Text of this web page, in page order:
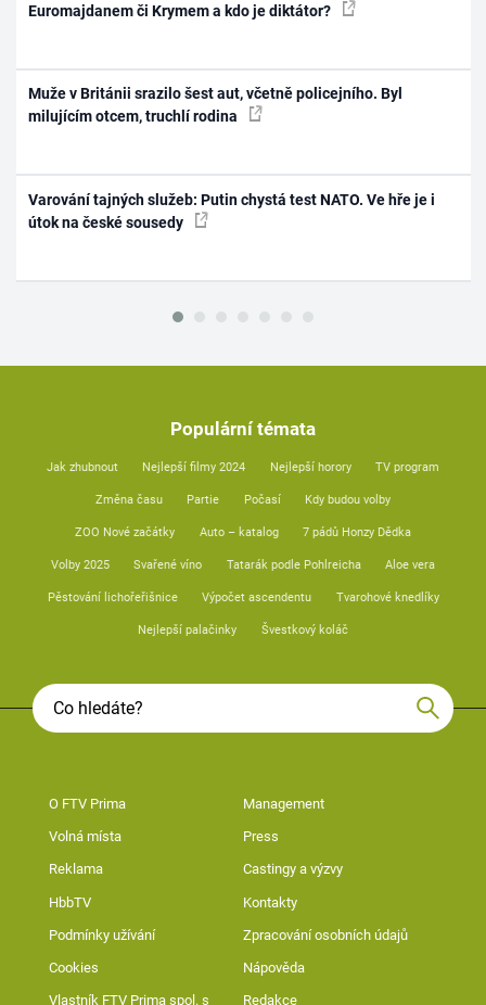
Euromajdanem či Krymem a kdo je diktátor?
Muže v Británii srazilo šest aut, včetně policejního. Byl
milujícím otcem, truchlí rodina
Varování tajných služeb: Putin chystá test NATO. Ve hře je i
útok na české sousedy
Populární témata
Jak zhubnout Nejlepší filmy 2024 Nejlepší horory TV program
Změna času Partie Počasí Kdy budou volby
ZOO Nové začátky Auto – katalog 7 pádů Honzy Dědka
Volby 2025 Svařené víno Tatarák podle Pohlreicha Aloe vera
Pěstování lichořeřišnice Výpočet ascendentu Tvarohové knedlíky
Nejlepší palačinky Švestkový koláč
O FTV Prima Management
Volná místa Press
Reklama Castingy a výzvy
HbbTV Kontakty
Podmínky užívání Zpracování osobních údajů
Cookies Nápověda
Vlastník FTV Prima spol. s Redakce